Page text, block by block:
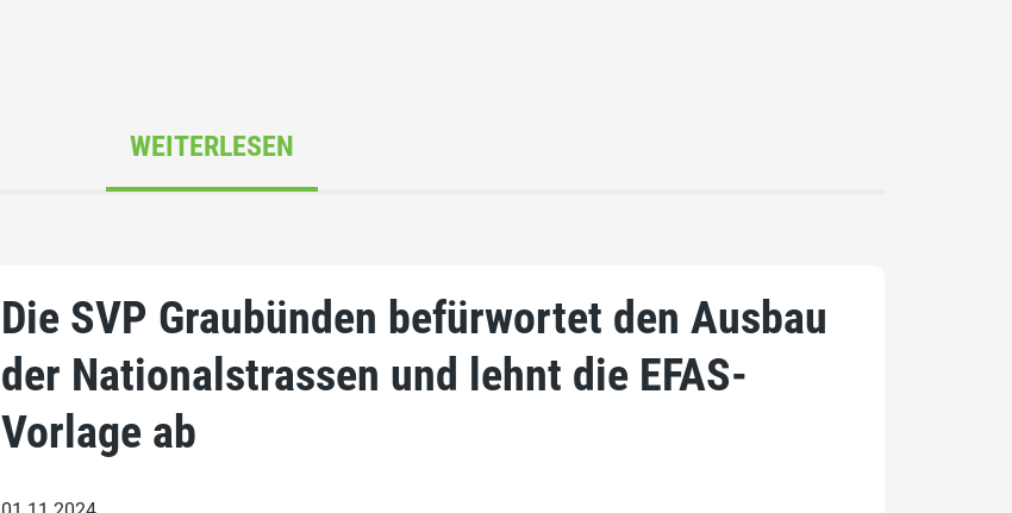
WEITERLESEN
Die SVP Graubünden befürwortet den Ausbau
der Nationalstrassen und lehnt die EFAS-
Vorlage ab